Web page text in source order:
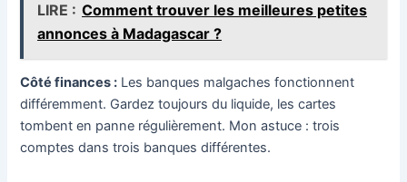
LIRE : Comment trouver les meilleures petites
annonces à Madagascar ?
Côté finances : Les banques malgaches fonctionnent
différemment. Gardez toujours du liquide, les cartes
tombent en panne régulièrement. Mon astuce : trois
comptes dans trois banques différentes.